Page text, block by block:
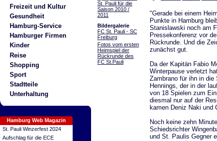
Freizeit und Kultur
Gesundheit
Hamburg-Service
Hamburger Firmen
Kinder
Reise
Shopping
Sport
Stadtteile
Unterhaltung
Hamburg Web Magazin
St. Pauli Winzerfest 2024
Aufschlag für die ECE
St. Pauli für die
Saison 2010 /
2011
Bildergalerie
FC St. Pauli - SC
Freiburg
Fotos vom ersten
Heimspiel der
Rückrunde des
FC St.Pauli
"Gerade bei einem
Punkte in Hamburg
Stanislawski noch am
Pressekonferenz vor
Rückrunde. Und die
zunächst gut.
Da der Kapitän Fabio
Winterpause verletzt
Zambrano für ihn in die
Hennings, der in der
von 18 Spielen zum
diesmal nur auf der
kamen Deniz Naki und
Noch keine zehn
Schiedsrichter
und St. Paulis Gegner